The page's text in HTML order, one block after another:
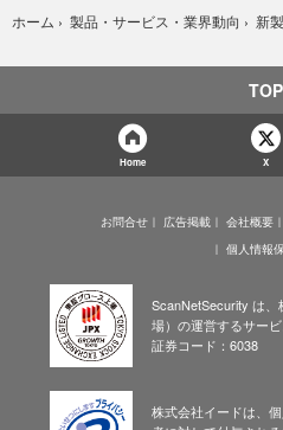
ホーム › 製品・サービス・業界動向 › 新
TOP
Home X
お問合せ 広告掲載 会社概要
個人情報
ScanNetSecurity は
場）の運営するサービ
証券コード：6038
株式会社イードは、